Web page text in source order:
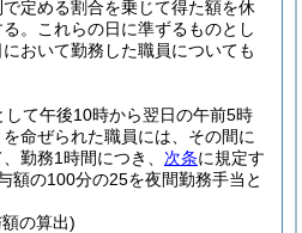
定める割合を乗じて得た額を休
。
これらの日に準ずるものとし
おいて勤務した職員についても
して午後10時から翌日の午前5時
命ぜられた職員には、その間に
勤務1時間につき、 次条に規定す
額の100分の25を夜間勤務手当と
の算出)